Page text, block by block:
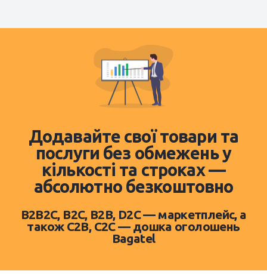
Додавайте свої товари та
послуги без обмежень у
кількості та строках —
абсолютно безкоштовно
B2B2C, B2C, B2B, D2C — маркетплейс, а
також C2B, C2C — дошка оголошень
Bagatel